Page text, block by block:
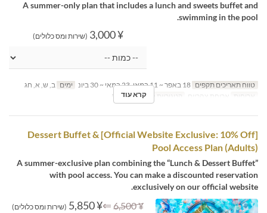
A summer-only plan that includes a lunch and sweets buffet and
swimming in the pool.
¥ 3,000 (שירות ומס כלולים)
טווח תאריכים תקפים ימים ב, ש, א, חג
ארוחות ארוחת צהריים קטגוריית מקום MaTiira
קרא עוד
[Official Website Exclusive: 10% Off] Dessert Buffet &
Pool Access Plan (Adults)
A summer-exclusive plan combining the “Lunch & Dessert Buffet”
with pool access. You can make a discounted reservation
exclusively on our official website.
¥ 6,500
⇐
¥ 5,850 (שירות ומס כלולים)